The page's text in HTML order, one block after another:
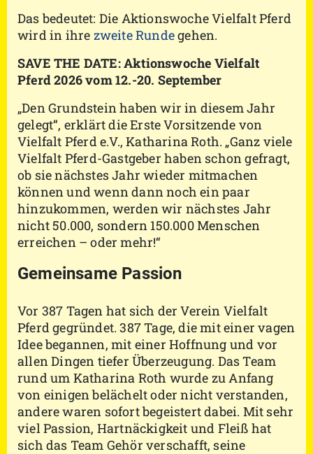
Das bedeutet: Die Aktionswoche Vielfalt Pferd
wird in ihre zweite Rundegehen.
SAVE THE DATE: Aktionswoche Vielfalt
Pferd 2026 vom 12.-20. September
„Den Grundstein haben wir in diesem Jahr
gelegt“, erklärt die Erste Vorsitzende von
Vielfalt Pferd e.V., Katharina Roth. „Ganz viele
Vielfalt Pferd-Gastgeber haben schon gefragt,
ob sie nächstes Jahr wieder mitmachen
können und wenn dann noch ein paar
hinzukommen, werden wir nächstes Jahr
nicht 50.000, sondern 150.000 Menschen
erreichen – oder mehr!“
Gemeinsame Passion
Vor 387 Tagen hat sich der Verein Vielfalt
Pferd gegründet. 387 Tage, die mit einer vagen
Idee begannen, mit einer Hoffnung und vor
allen Dingen tiefer Überzeugung. Das Team
rund um Katharina Roth wurde zu Anfang
von einigen belächelt oder nicht verstanden,
andere waren sofort begeistert dabei. Mit sehr
viel Passion, Hartnäckigkeit und Fleiß hat
sich das Team Gehör verschafft, seine